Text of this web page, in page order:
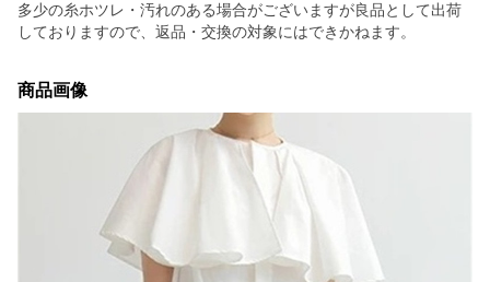
多少の糸ホツレ・汚れのある場合がございますが良品として出荷
しておりますので、返品・交換の対象にはできかねます。
商品画像